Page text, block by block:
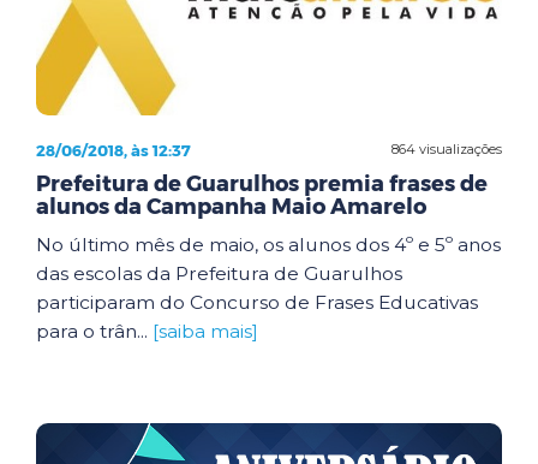
864 visualizações
28/06/2018, às 12:37
Prefeitura de Guarulhos premia frases de
alunos da Campanha Maio Amarelo
No último mês de maio, os alunos dos 4º e 5º anos
das escolas da Prefeitura de Guarulhos
participaram do Concurso de Frases Educativas
para o trân... [saiba mais]